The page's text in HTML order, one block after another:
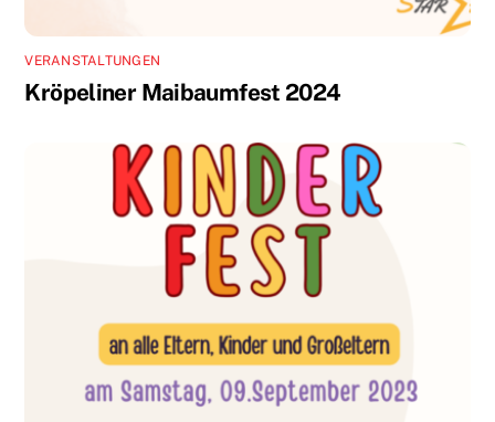
VERANSTALTUNGEN
Kröpeliner Maibaumfest 2024